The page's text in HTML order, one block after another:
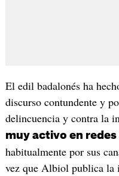
El edil badalonés ha
discurso contundente y
delincuencia y contra la
muy activo en redes
habitualmente por sus
vez que Albiol publica la